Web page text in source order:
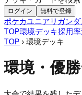
ログイン 無料で登録
ポケカユニアリ ガンダ
TOP環境デッキ採用率
TOP › 環境デッキ
環境・優